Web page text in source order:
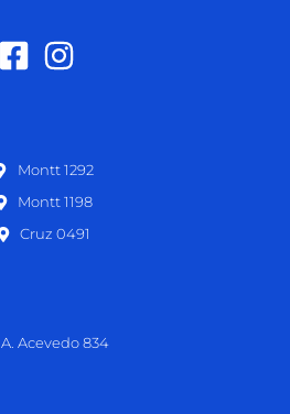
Montt 1292
Montt 1198
Cruz 0491
A. Acevedo 834